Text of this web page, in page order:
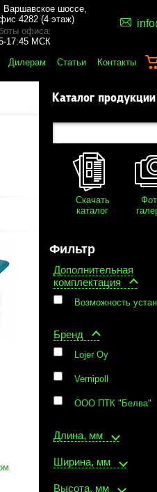
Варшавское шоссе,
4282 (4 этаж)
офиса:
17:45 МСК
Дилерам Статьи Контакты
Каталог продукции
Скачать
каталог
Фильтр
Дополнительная
комплектация
Бренд
Lojer Oy
Vernipoll
ООО ПТК "Белва"
Длина, мм
Ширина, мм
Высота, мм